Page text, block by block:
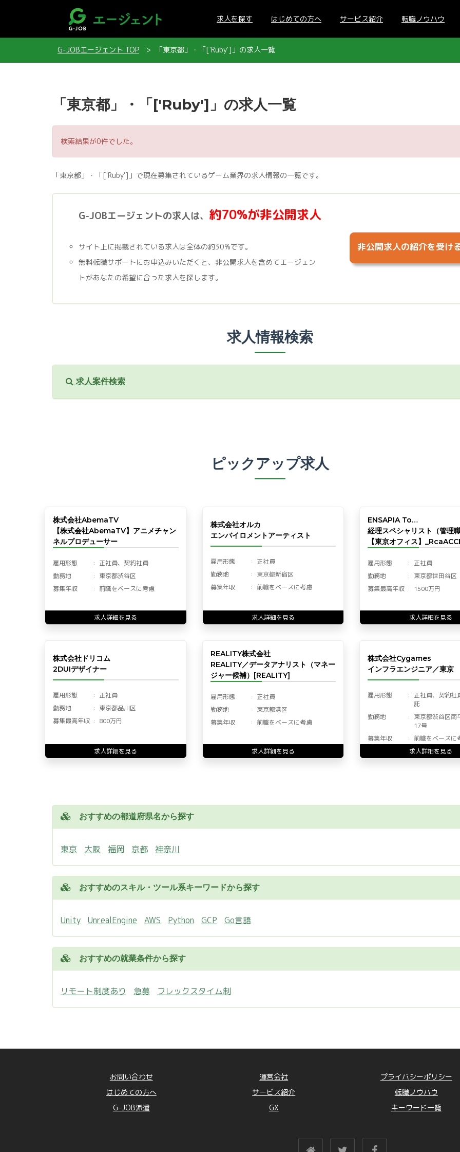
求人を探す はじめての方へ サービス紹介 転職ノウハウ
G-JOBエージェント TOP 「東京都」・「['Ruby']」の求人一覧
「東京都」・「['Ruby']」の求人一覧
検索結果が0件でした。
「東京都」・「['Ruby']」で現在募集されているゲーム業界の求人情報の一覧です。
G-JOBエージェントの求人は、 約70%が非公開求人
サイト上に掲載されている求人は全体の約30%です。
無料転職サポートにお申込みいただくと、非公開求人を含めてエージェン
トがあなたの希望に合った求人を探します。
非公開求人の紹介を受け
求人情報検索
求人案件検索
ピックアップ求人
株式会社AbemaTV
【株式会社AbemaTV】アニメチャン
ネルプロデューサー
雇用形態
正社員、契約社員
勤務地
東京都渋谷区
募集年収
前職をベースに考慮
求人詳細を見る
株式会社オルカ
エンバイロメントアーティスト
雇用形態
正社員
勤務地
東京都新宿区
募集年収
前職をベースに考慮
求人詳細を見る
ENSAPIA To…
経理スペシャリスト（管理
【東京オフィス】
雇用形態
正社員
勤務地
東京都世田谷区
募集最高年収
1500万円
求人詳細を見る
株式会社ドリコム
2DUIデザイナー
雇用形態
正社員
勤務地
東京都品川区
募集最高年収
800万円
求人詳細を見る
REALITY株式会社
REALITY／データアナリスト（マネー
ジャー候補）[REALITY]
雇用形態
正社員
勤務地
東京都港区
募集年収
前職をベースに考慮
求人詳細を見る
株式会社Cygames
インフラエンジニア／東京
雇用形態
正社員、契約社
託
勤務地
東京都渋谷区南
17号
募集年収
前職をベースに
求人詳細を見る
おすすめの都道府県名から探す
東京 大阪 福岡 京都 神奈川
おすすめのスキル・ツール系キーワードから探す
Unity UnrealEngine AWS Python GCP Go言語
おすすめの就業条件から探す
リモート制度あり 急募 フレックスタイム制
お問い合わせ 運営会社
プライバシーポリシー
はじめての方へ
サービス紹介
転職ノウハウ
G-JOB派遣
GX キーワード一覧